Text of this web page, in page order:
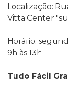
Localização:
Vitta Center
Horário:
9h às 13h
Tudo Fácil